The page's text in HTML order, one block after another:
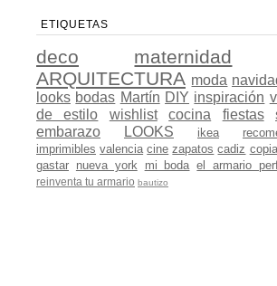
ETIQUETAS
deco maternidad
ARQUITECTURA moda
looks bodas Martín DIY inspiración
de estilo
wishlist cocina fiestas
embarazo
LOOKS ikea
imprimibles valencia cine zapatos cadiz
gastar nueva york mi boda el armario
reinventa tu armario bautizo